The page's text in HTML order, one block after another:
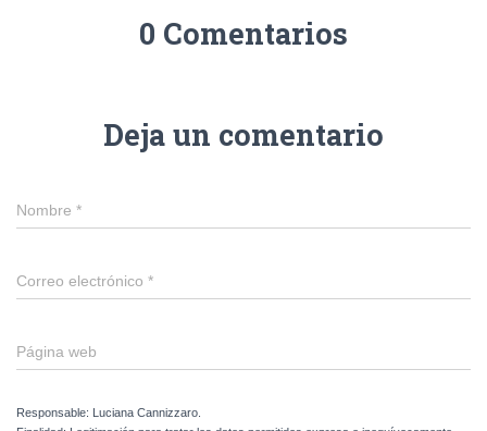
0 Comentarios
Deja un comentario
Nombre *
Correo electrónico *
Página web
Responsable: Luciana Cannizzaro.